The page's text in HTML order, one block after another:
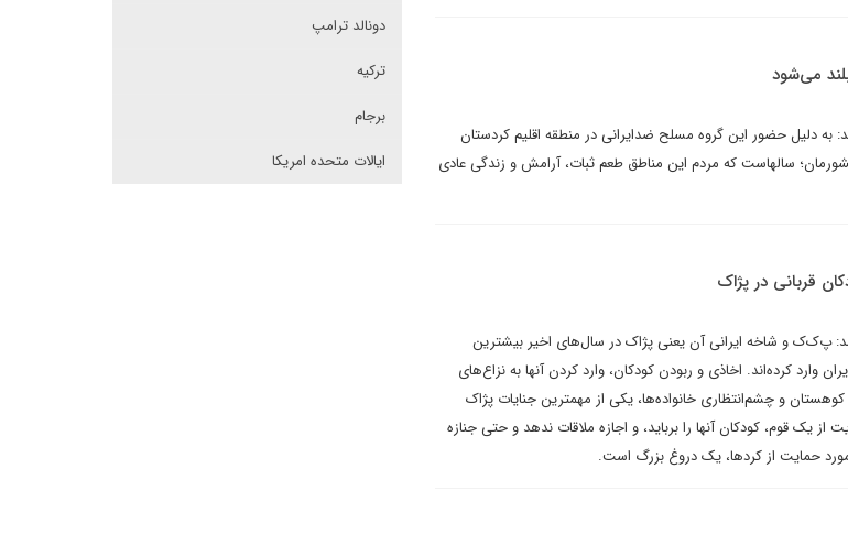
می‌شود
به دلیل حضور این گروه مسلح ضدایرانی در منطقه اقلیم کردستان
سالهاست که مردم این مناطق طعم ثبات،‌ آرامش و زندگی عادی
قربانی در پژاک
پ‌ک‌ک و شاخه ایرانی آن یعنی پژاک در سال‌های اخیر بیشترین
وارد کرده‌اند. اخاذی و ربودن کودکان، وارد کردن آنها به نزاع‌های
و چشم‌انتظاری خانواده‌ها، یکی از مهمترین جنایات پژاک
قوم، کودکان آنها را برباید، و اجازه ملاقات ندهد و حتی جنازه
حمایت از کردها، یک دروغ بزرگ است.
دونالد ترامپ
ترکیه
برجام
ایالات متحده امریکا